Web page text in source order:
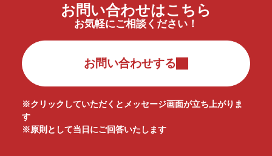
お問い合わせはこちら
お気軽にご相談ください！
お問い合わせする
※クリックしていただくとメッセージ画面が立ち上がりま
す
※原則として当日にご回答いたします